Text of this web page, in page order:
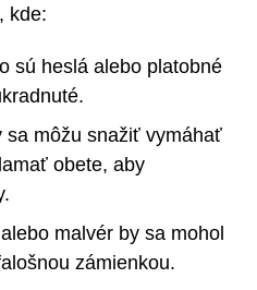
kde:
sú heslá alebo platobné
sa môžu snažiť vymáhať
obete, aby
malvér by sa mohol
zámienkou.